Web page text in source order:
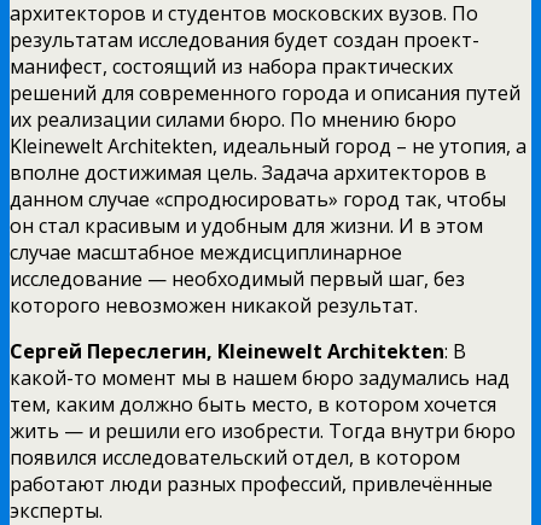
архитекторов и студентов московских вузов. По
результатам исследования будет создан проект-
манифест, состоящий из набора практических
решений для современного города и описания путей
их реализации силами бюро. По мнению бюро
Kleinewelt Architekten, идеальный город – не утопия, а
вполне достижимая цель. Задача архитекторов в
данном случае «спродюсировать» город так, чтобы
он стал красивым и удобным для жизни. И в этом
случае масштабное междисциплинарное
исследование — необходимый первый шаг, без
которого невозможен никакой результат.
Сергей Переслегин, Kleinewelt Architekten: В
какой-то момент мы в нашем бюро задумались над
тем, каким должно быть место, в котором хочется
жить — и решили его изобрести. Тогда внутри бюро
появился исследовательский отдел, в котором
работают люди разных профессий, привлечённые
эксперты.